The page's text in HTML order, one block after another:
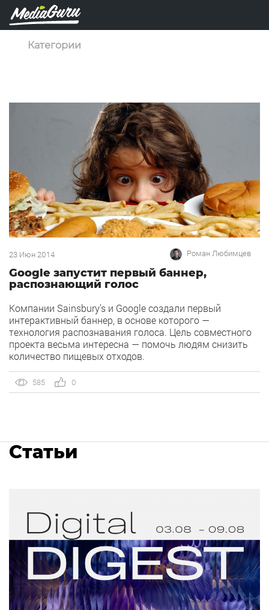
Категории
23 Июн 2014 Роман Любимцев
Google запустит первый баннер,
распознающий голос
Компании Sainsbury’s и Google создали первый
интерактивный баннер, в основе которого —
технология распознавания голоса. Цель совместного
проекта весьма интересна — помочь людям снизить
количество пищевых отходов.
585 0
Статьи